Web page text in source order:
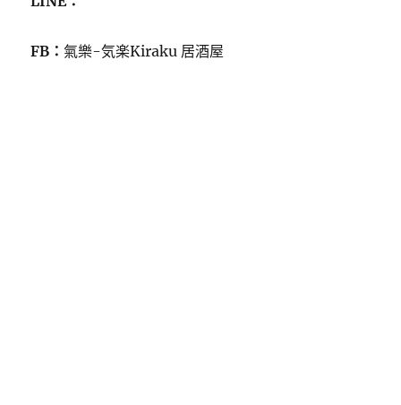
FB：氣樂-気楽Kiraku 居酒屋